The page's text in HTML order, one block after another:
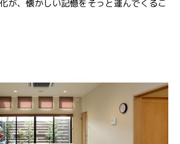
が、懐かしい記憶をそっと運んでくるこ